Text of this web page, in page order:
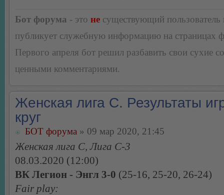
Бот форума - это не существующий пользователь
публикует служебную информацию на страницах
Первого апреля бот решил разбавить свои сухие
ценными комментариями.
Женская лига С. Результаты
круг
БОТ форума » 09 мар 2020, 21:45
Женская лига С, Лига С-3
08.03.2020 (12:00)
ВК Легион - Энгл 3-0 (25-16, 25-20, 26-24)
Fair play: